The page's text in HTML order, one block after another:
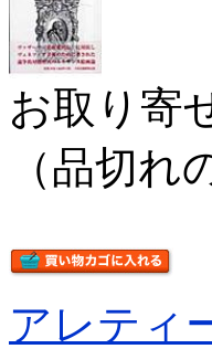
お取り寄
（品切
アレティ